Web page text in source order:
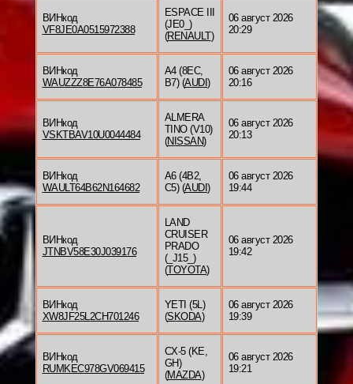
ВИНкод
VF8JE0A0515972388
ESPACE III
(JE0_)
(RENAULT)
06 август 2026
20:29
ВИНкод
WAUZZZ8E76A078485
A4 (8EC,
B7) (AUDI)
06 август 2026
20:16
ВИНкод
VSKTBAV10U0044484
ALMERA
TINO (V10)
(NISSAN)
06 август 2026
20:13
ВИНкод
WAULT64B62N164682
A6 (4B2,
C5) (AUDI)
06 август 2026
19:44
ВИНкод
JTNBV58E30J039176
LAND
CRUISER
PRADO
(_J15_)
(TOYOTA)
06 август 2026
19:42
ВИНкод
XW8JF25L2CH701246
YETI (5L)
(SKODA)
06 август 2026
19:39
ВИНкод
RUMKEC978GV069415
CX-5 (KE,
GH)
(MAZDA)
06 август 2026
19:21